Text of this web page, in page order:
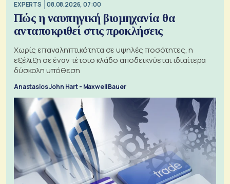
EXPERTS 08.08.2026, 07:00
Πώς η ναυπηγική βιομηχανία θα
ανταποκριθεί στις προκλήσεις
Χωρίς επαναληπτικότητα σε υψηλές ποσότητες, η
εξέλιξη σε έναν τέτοιο κλάδο αποδεικνύεται ιδιαίτερα
δύσκολη υπόθεση
Anastasios John Hart - Maxwell Bauer